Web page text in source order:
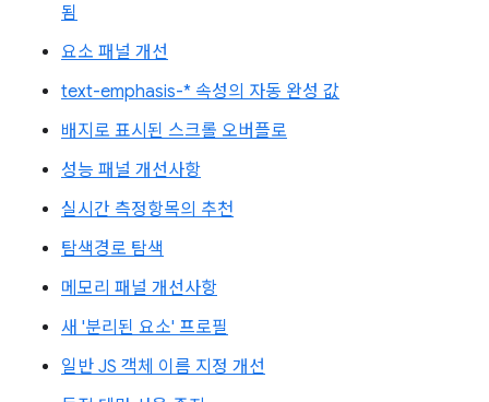
됨
요소 패널 개선
text-emphasis-* 속성의 자동 완성 값
배지로 표시된 스크롤 오버플로
성능 패널 개선사항
실시간 측정항목의 추천
탐색경로 탐색
메모리 패널 개선사항
새 '분리된 요소' 프로필
일반 JS 객체 이름 지정 개선